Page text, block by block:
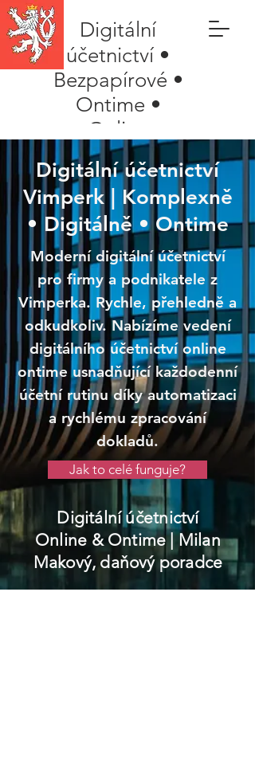
Digitální
účetnictví •
Bezpapírové •
Ontime •
Online
Digitální účetnictví
Vimperk | Komplexně
• Digitálně • Ontime
Moderní digitální účetnictví
pro firmy a podnikatele z
Vimperka. Rychle, přehledně a
odkudkoliv. Nabízíme vedení
digitálního účetnictví online
ontime usnadňující každodenní
účetní rutinu díky automatizaci
a rychlému zpracování
dokladů.
Jak to celé funguje?
Digitální účetnictví
Online & Ontime| Milan
Makový, daňový poradce